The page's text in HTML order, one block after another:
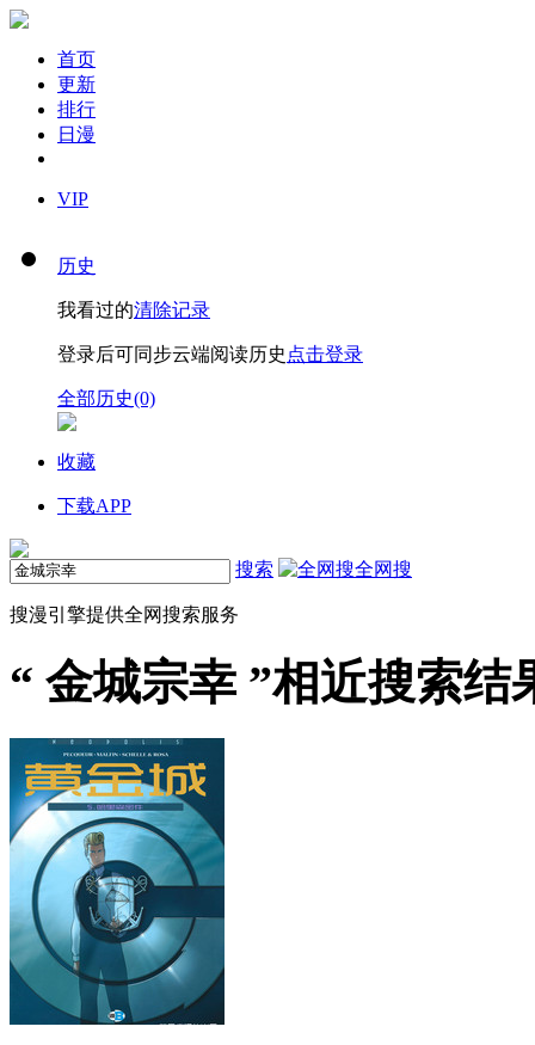
首页
更新
排行
日漫
VIP
历史
我看过的清除记录
登录后可同步云端阅读历史 点击登录
全部历史(0)
收藏
下载APP
搜索 全网搜
搜漫引擎提供全网搜索服务
“ 金城宗幸 ”相近搜索结